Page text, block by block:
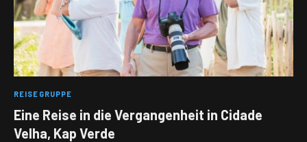
REISEGRUPPE
Eine Reise in die Vergangenheit in Cidade
Velha, Kap Verde